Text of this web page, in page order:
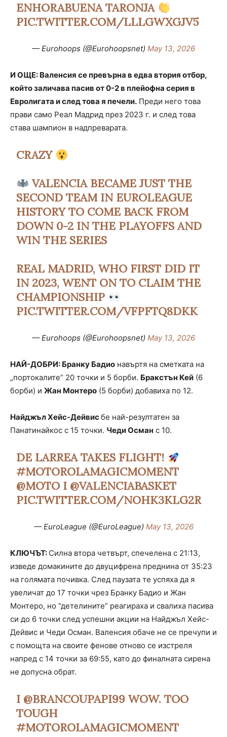
ENHORABUENA TARONJA
PIC.TWITTER.COM/LLLGWXGJV5
— Eurohoops (@Eurohoopsnet) May 13, 2026
И ОЩЕ: Валенсия се превърна в едва втория отбор,
който заличава пасив от 0-2 в плейофна серия в
Евролигата и след това я печели. Преди него това
прави само Реал Мадрид през 2023 г. и след това
става шампион в надпреварата.
CRAZY
VALENCIA BECAME JUST THE
SECOND TEAM IN EUROLEAGUE
HISTORY TO COME BACK FROM
DOWN 0-2 IN THE PLAYOFFS AND
WIN THE SERIES
REAL MADRID, WHO FIRST DID IT
IN 2023, WENT ON TO CLAIM THE
CHAMPIONSHIP
PIC.TWITTER.COM/VFPFTQ8DKK
— Eurohoops (@Eurohoopsnet) May 13, 2026
НАЙ-ДОБРИ: Бранку Бадио навъртя на сметката на
„портокалите“ 20 точки и 5 борби. Бракстън Кей (6
борби) и Жан Монтеро (5 борби) добавиха по 12.
Найджъл Хейс-Дейвисбе най-резултатен за
Панатинайкос с 15 точки. Чеди Осман с 10.
DE LARREA TAKES FLIGHT!
#MOTOROLAMAGICMOMENT
@MOTO I @VALENCIABASKET
PIC.TWITTER.COM/NOHK3KLG2R
— EuroLeague (@EuroLeague) May 13, 2026
КЛЮЧЪТ: Силна втора четвърт, спечелена с 21:13,
изведе домакините до двуцифрена преднина от 35:23
на голямата почивка. След паузата те успяха да я
увеличат до 17 точки чрез Бранку Бадио и Жан
Монтеро, но “детелините” реагираха и свалиха пасива
си до 6 точки след успешни акции на Найджъл Хейс-
Дейвис и Чеди Осман. Валенсия обаче не се пречупи и
с помощта на своите фенове отново се изстреля
напред с 14 точки за 69:55, като до финалната сирена
не допусна обрат.
I @BRANCOUPAPI99 WOW. TOO
TOUGH
#MOTOROLAMAGICMOMENT